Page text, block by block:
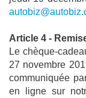
Article 4 -
Le chèque-
27 novembre
communiquée
en ligne sur